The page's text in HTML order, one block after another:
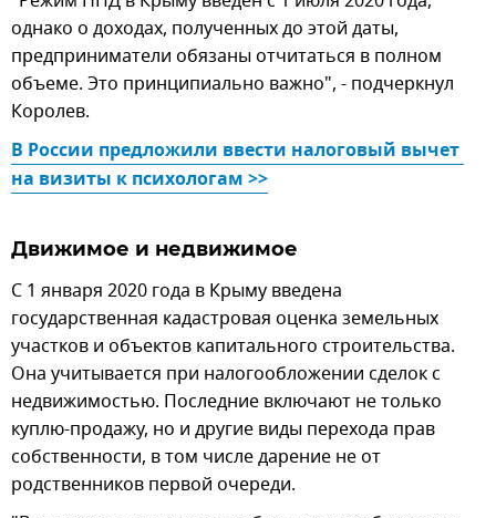
однако о доходах, полученных до этой даты,
предприниматели обязаны отчитаться в полном
объеме. Это принципиально важно", - подчеркнул
Королев.
В России предложили ввести налоговый вычет
на визиты к психологам >>
Движимое и недвижимое
С 1 января 2020 года в Крыму введена
государственная кадастровая оценка земельных
участков и объектов капитального строительства.
Она учитывается при налогообложении сделок с
недвижимостью. Последние включают не только
куплю-продажу, но и другие виды перехода прав
собственности, в том числе дарение не от
родственников первой очереди.